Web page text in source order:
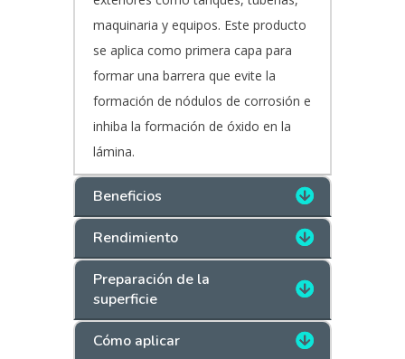
maquinaria y equipos. Este producto
se aplica como primera capa para
formar una barrera que evite la
formación de nódulos de corrosión e
inhiba la formación de óxido en la
lámina.
Beneficios
Rendimiento
Preparación de la
superficie
Cómo aplicar